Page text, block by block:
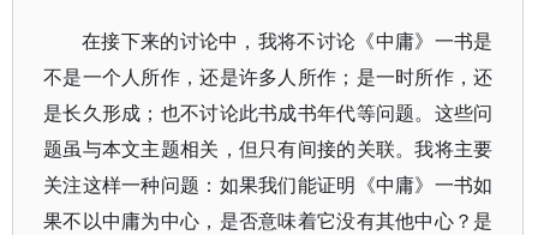
在接下来的讨论中，我将不讨论《中庸》一书是
不是一个人所作，还是许多人所作；是一时所作，还
是长久形成；也不讨论此书成书年代等问题。这些问
题虽与本文主题相关，但只有间接的关联。我将主要
关注这样一种问题：如果我们能证明《中庸》一书如
果不以中庸为中心，是否意味着它没有其他中心？是